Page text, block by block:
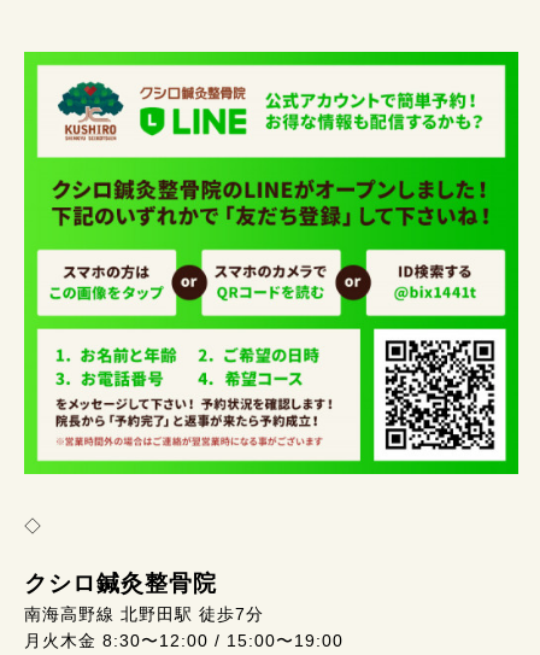
◇
クシロ鍼灸整骨院
南海高野線 北野田駅 徒歩7分
月火木金 8:30〜12:00 / 15:00〜19:00